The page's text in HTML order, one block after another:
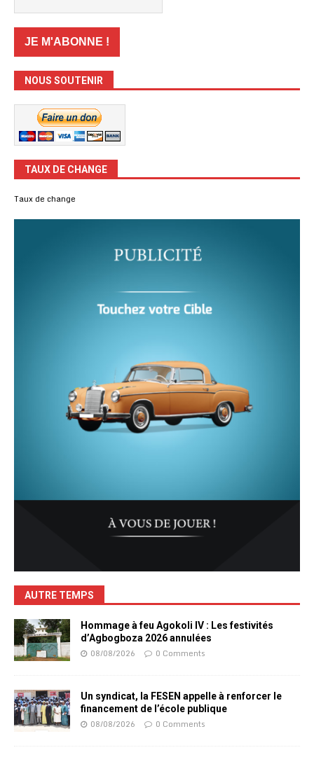
NOUS SOUTENIR
TAUX DE CHANGE
Taux de change
AUTRE TEMPS
Hommage à feu Agokoli IV : Les festivités
d’Agbogboza 2026 annulées
08/08/2026 0 Comments
Un syndicat, la FESEN appelle à renforcer le
financement de l’école publique
08/08/2026 0 Comments